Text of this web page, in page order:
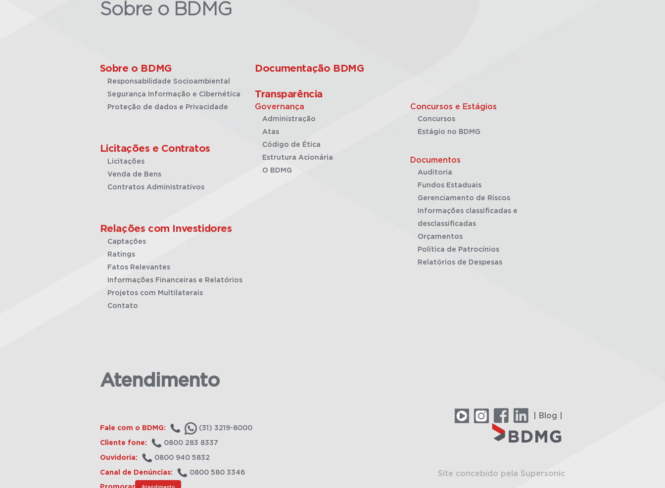
Sobre o BDMG
Sobre o BDMG
Responsabilidade Socioambiental
Segurança Informação e Cibernética
Proteção de dados e Privacidade
Licitações e Contratos
Licitações
Venda de Bens
Contratos Administrativos
Relações com Investidores
Captações
Ratings
Fatos Relevantes
Informações Financeiras e Relatórios
Projetos com Multilaterais
Contato
Documentação BDMG
Transparência
Governança
Administração
Atas
Código de Ética
Estrutura Acionária
O BDMG
Concursos e Estágios
Concursos
Estágio no BDMG
Documentos
Auditoria
Fundos Estaduais
Gerenciamento de Riscos
Informações classificadas e
desclassificadas
Orçamentos
Política de Patrocínios
Relatórios de Despesas
Atendimento
Fale com o BDMG: (31) 3219-8000
Cliente fone: 0800 283 8337
Ouvidoria: 0800 940 5832
Canal de Denúncias: 0800 580 3346
Atendimento
| Blog |
Site concebido pela Supersonic